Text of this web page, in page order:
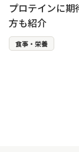
プロテインに
方も紹介
食事・栄養